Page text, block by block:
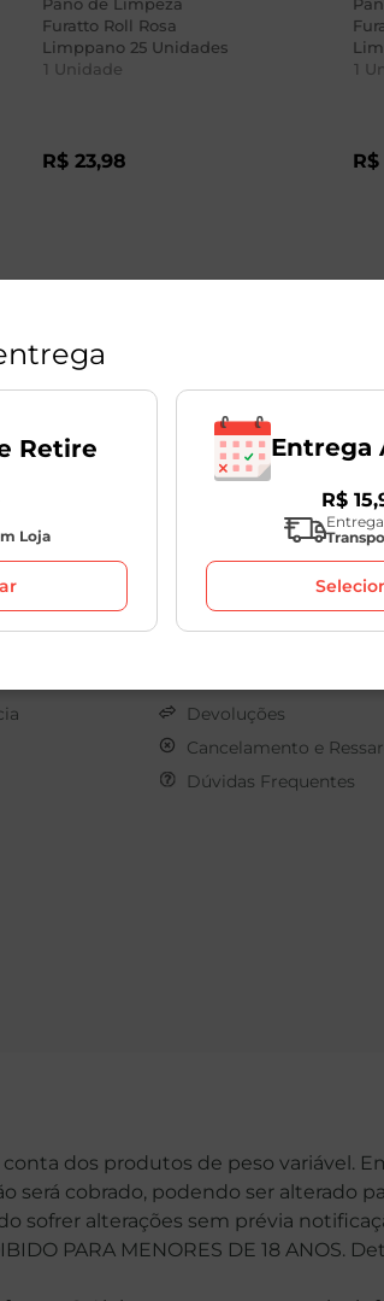
Furatto Roll Rosa
Limppano 25 Unidades
1 Unidade
R$ 23,98
1
R$
Sobre o seu Pedido
Clique e Retire
Devoluções
Cancelamento e
Dúvidas Frequentes
dos produtos de peso variável.
será cobrado, podendo ser alterado
sofrer alterações sem prévia
PARA MENORES DE 18
Retire
Loja
Entrega
R$ 15,